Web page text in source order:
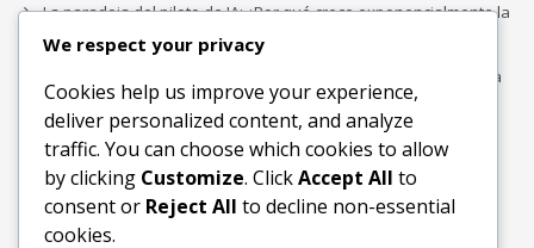
La paradoja del piloto de IA: ¿Por qué crece exponencialmente la
complejidad de la IA empresarial?
Los organigramas de marketing se crearon para los canales. La
IA acaba de dejarlos obsoletos.
Buscar
Buscar
We respect your privacy
Cookies help us improve your experience,
deliver personalized content, and analyze
traffic. You can choose which cookies to allow
by clicking Customize. ClickAccept All to
consent or Reject All to decline non-essential
cookies.